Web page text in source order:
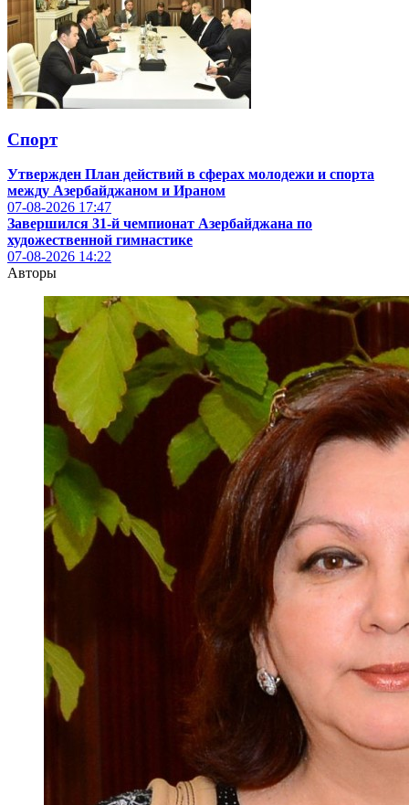
Спорт
Утвержден План действий в сферах молодежи и спорта
между Азербайджаном и Ираном
07-08-2026 17:47
Завершился 31-й чемпионат Азербайджана по
художественной гимнастике
07-08-2026 14:22
Авторы